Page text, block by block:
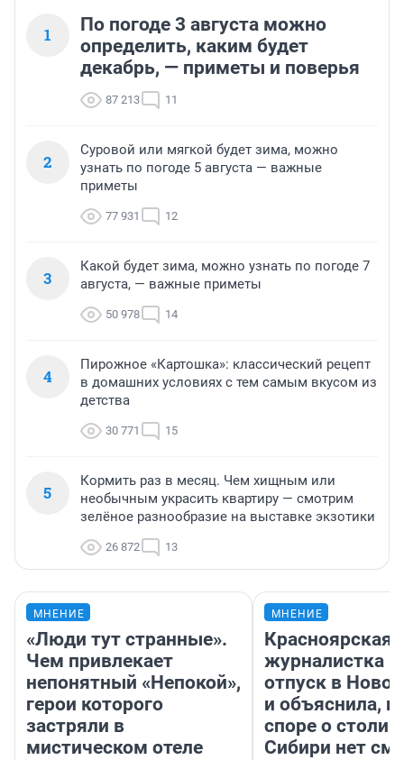
1
По погоде 3 августа можно
определить, каким будет
декабрь, — приметы и поверья
87 213 11
2
Суровой или мягкой будет зима, можно
узнать по погоде 5 августа — важные
приметы
77 931 12
3
Какой будет зима, можно узнать по погоде 7
августа, — важные приметы
50 978 14
4
Пирожное «Картошка»: классический рецепт
в домашних условиях с тем самым вкусом из
детства
30 771 15
5
Кормить раз в месяц. Чем хищным или
необычным украсить квартиру — смотрим
зелёное разнообразие на выставке экзотики
26 872 13
МНЕНИЕ
«Люди тут странные».
Чем привлекает
непонятный «Непокой»,
герои которого
застряли в
мистическом отеле
МНЕНИЕ
Красноярская
журналистка
отпуск в
и объяснила,
споре о
Сибири нет